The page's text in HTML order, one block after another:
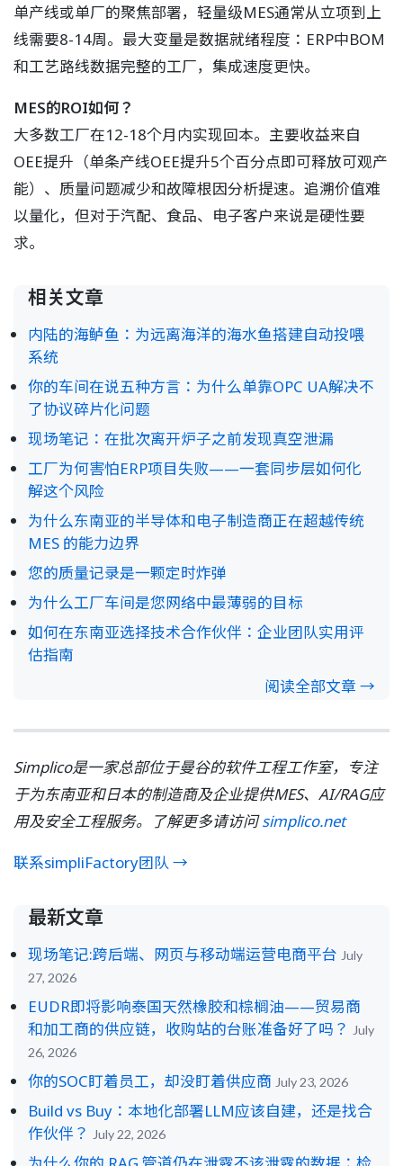
单产线或单厂的聚焦部署，轻量级MES通常从立项到上
线需要8-14周。最大变量是数据就绪程度：ERP中BOM
和工艺路线数据完整的工厂，集成速度更快。
MES的ROI如何？
大多数工厂在12-18个月内实现回本。主要收益来自
OEE提升（单条产线OEE提升5个百分点即可释放可观产
能）、质量问题减少和故障根因分析提速。追溯价值难
以量化，但对于汽配、食品、电子客户来说是硬性要
求。
相关文章
内陆的海鲈鱼：为远离海洋的海水鱼搭建自动投喂
系统
你的车间在说五种方言：为什么单靠OPC UA解决不
了协议碎片化问题
现场笔记：在批次离开炉子之前发现真空泄漏
工厂为何害怕ERP项目失败——一套同步层如何化
解这个风险
为什么东南亚的半导体和电子制造商正在超越传统
MES 的能力边界
您的质量记录是一颗定时炸弹
为什么工厂车间是您网络中最薄弱的目标
如何在东南亚选择技术合作伙伴：企业团队实用评
估指南
阅读全部文章 →
Simplico是一家总部位于曼谷的软件工程工作室，专注
于为东南亚和日本的制造商及企业提供MES、AI/RAG应
用及安全工程服务。了解更多请访问simplico.net
联系simpliFactory团队 →
最新文章
现场笔记:跨后端、网页与移动端运营电商平台 July
27, 2026
EUDR即将影响泰国天然橡胶和棕榈油——贸易商
和加工商的供应链，收购站的台账准备好了吗？
July
26, 2026
你的SOC盯着员工，却没盯着供应商 July 23, 2026
Build vs Buy：本地化部署LLM应该自建，还是找合
作伙伴？
July 22, 2026